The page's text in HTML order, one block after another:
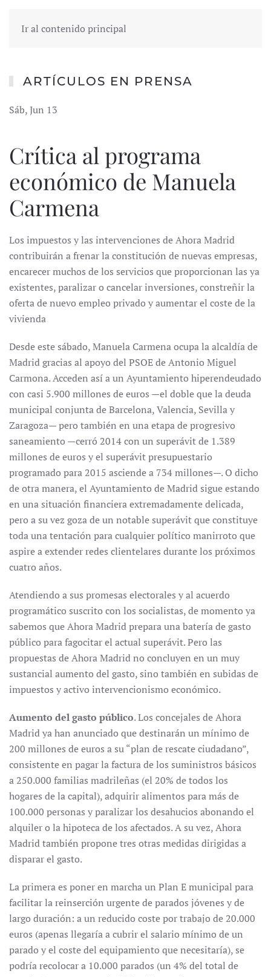
Ir al contenido principal
ARTÍCULOS EN PRENSA
Sáb, Jun 13
Crítica al programa
económico de Manuela
Carmena
Los impuestos y las intervenciones de Ahora Madrid
contribuirán a frenar la constitución de nuevas empresas,
encarecer muchos de los servicios que proporcionan las ya
existentes, paralizar o cancelar inversiones, constreñir la
oferta de nuevo empleo privado y aumentar el coste de la
vivienda
Desde este sábado, Manuela Carmena ocupa la alcaldía de
Madrid gracias al apoyo del PSOE de Antonio Miguel
Carmona. Acceden así a un Ayuntamiento hiperendeudado
con casi 5.900 millones de euros —el doble que la deuda
municipal conjunta de Barcelona, Valencia, Sevilla y
Zaragoza— pero también en una etapa de progresivo
saneamiento —cerró 2014 con un superávit de 1.389
millones de euros y el superávit presupuestario
programado para 2015 asciende a 734 millones—. O dicho
de otra manera, el Ayuntamiento de Madrid sigue estando
en una situación financiera extremadamente delicada,
pero a su vez goza de un notable superávit que constituye
toda una tentación para cualquier político manirroto que
aspire a extender redes clientelares durante los próximos
cuatro años.
Atendiendo a sus promesas electorales y al acuerdo
programático suscrito con los socialistas, de momento ya
sabemos que Ahora Madrid prepara una batería de gasto
público para fagocitar el actual superávit. Pero las
propuestas de Ahora Madrid no concluyen en un muy
sustancial aumento del gasto, sino también en subidas de
impuestos y activo intervencionismo económico.
Aumento del gasto público. Los concejales de Ahora
Madrid ya han anunciado que destinarán un mínimo de
200 millones de euros a su “plan de rescate ciudadano”,
consistente en pagar la factura de los suministros básicos
a 250.000 familias madrileñas (el 20% de todos los
hogares de la capital), adquirir alimentos para más de
100.000 personas y paralizar los desahucios abonando el
alquiler o la hipoteca de los afectados. A su vez, Ahora
Madrid también propone tres otras medidas dirigidas a
disparar el gasto.
La primera es poner en marcha un Plan E municipal para
facilitar la reinserción urgente de parados jóvenes y de
largo duración: a un reducido coste por trabajo de 20.000
euros (apenas llegaría a cubrir el salario mínimo de un
parado y el coste del equipamiento que necesitaría), se
podría recolocar a 10.000 parados (un 4% del total de